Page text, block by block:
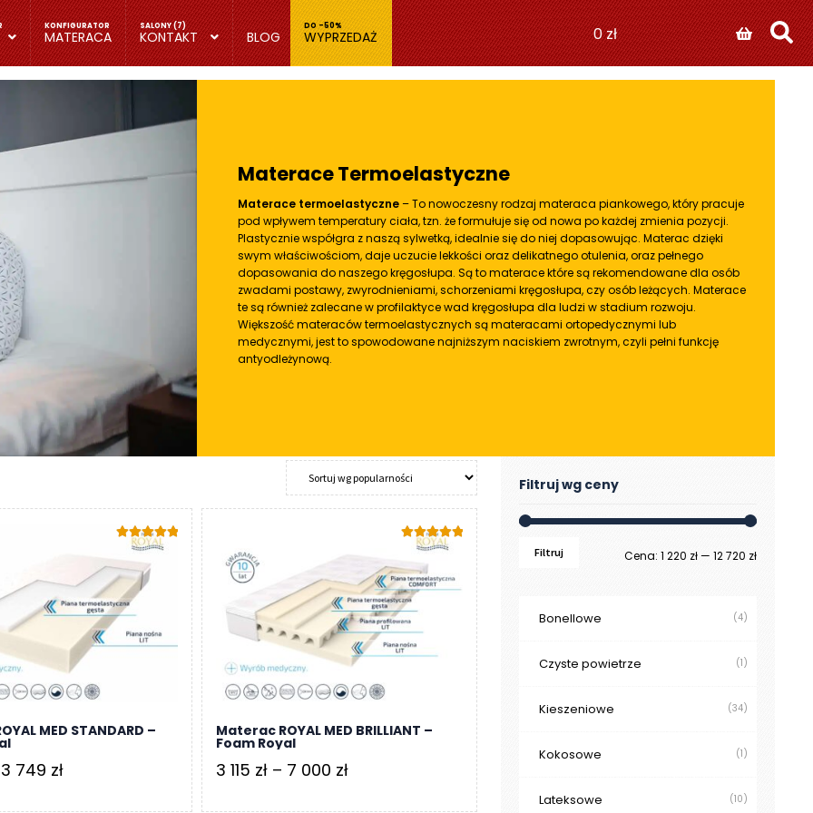
MATERACA KONTAKT BLOG WYPRZEDAŻ 0zł
Materace Termoelastyczne
Materace termoelastyczne– To nowoczesny rodzaj materaca piankowego, który pracuje
pod wpływem temperatury ciała, tzn. że formułuje się od nowa po każdej zmienia pozycji.
Plastycznie współgra z naszą sylwetką, idealnie się do niej dopasowując. Materac dzięki
swym właściwościom, daje uczucie lekkości oraz delikatnego otulenia, oraz pełnego
dopasowania do naszego kręgosłupa. Są to materace które są rekomendowane dla osób
zwadami postawy, zwyrodnieniami, schorzeniami kręgosłupa, czy osób leżących. Materace
te są również zalecane w profilaktyce wad kręgosłupa dla ludzi w stadium rozwoju.
Większość materaców termoelastycznych sąmateracami ortopedycznymi lub
medycznymi, jest to spowodowane najniższym naciskiem zwrotnym, czyli pełni funkcję
antyodleżynową.
MED STANDARD –
Oceniono
5.00
na 5
3 749 złZakres
Materac ROYAL MED BRILLIANT –
Foam Royal
Oceniono
5.00na 5
3 115 zł – 7 000 złZakres
Filtruj wg ceny
Cena
Cena
Filtruj Cena:1 220 zł—12 720 zł
Bonellowe (4)
Czyste powietrze (1)
Kieszeniowe (34)
Kokosowe (1)
Lateksowe (10)